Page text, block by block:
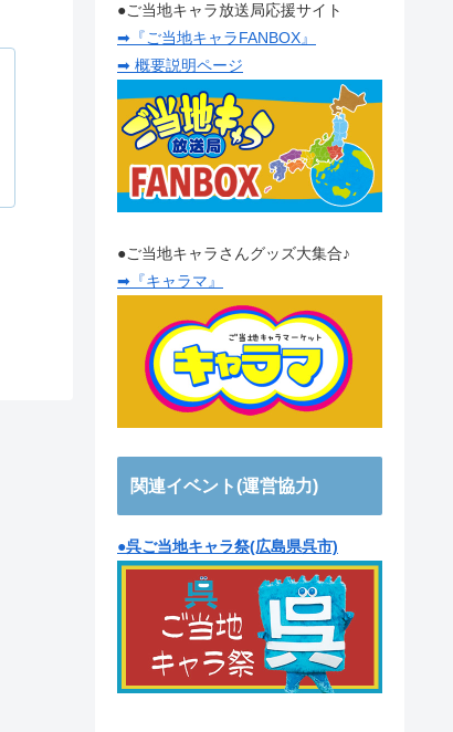
●ご当地キャラ放送局応援サイト
➡『ご当地キャラFANBOX』
➡ 概要説明ページ
●ご当地キャラさんグッズ大集合♪
➡『キャラマ』
関連イベント(運営協力)
●呉ご当地キャラ祭(広島県呉市)